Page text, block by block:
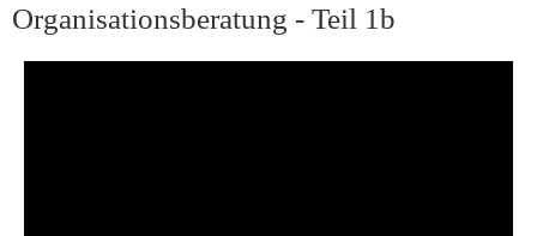
Organisationsberatung - Teil 1b